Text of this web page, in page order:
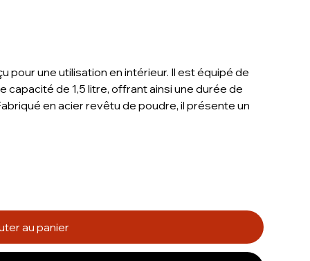
une utilisation en intérieur. Il est équipé de
capacité de 1,5 litre, offrant ainsi une durée de
en acier revêtu de poudre, il présente un
au panier